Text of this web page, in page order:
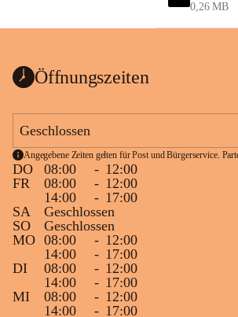
0,26 MB
Öffnungszeiten
Geschlossen
Angegebene Zeiten gelten für Post und Bürgerservice.
DO 08:00 - 12:00
FR
08:00 - 12:00
14:00
- 17:00
SA
Geschlossen
SO
Geschlossen
MO 08:00 - 12:00
14:00
- 17:00
DI
08:00 - 12:00
14:00
- 17:00
MI
08:00 - 12:00
14:00
- 17:00